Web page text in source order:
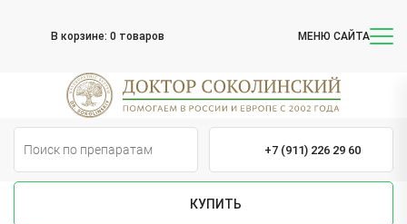
В корзине: 0 товаров МЕНЮ САЙТА
+7 (911) 226 29 60
КУПИТЬ